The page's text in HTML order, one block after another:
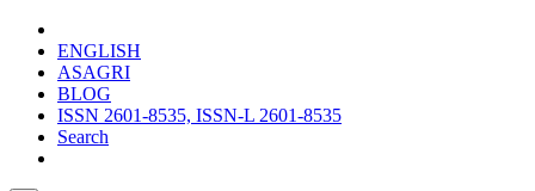
ENGLISH
ASAGRI
BLOG
ISSN 2601-8535, ISSN-L 2601-8535
Search